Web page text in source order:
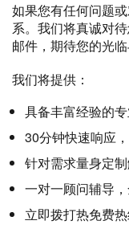
如果您有任何问题
系。我们将真诚对
邮件，期待您的光临
我们将提供：
具备丰富经验的
30分钟快速响应
针对需求量身定
一对一顾问辅导
立即拨打热免费